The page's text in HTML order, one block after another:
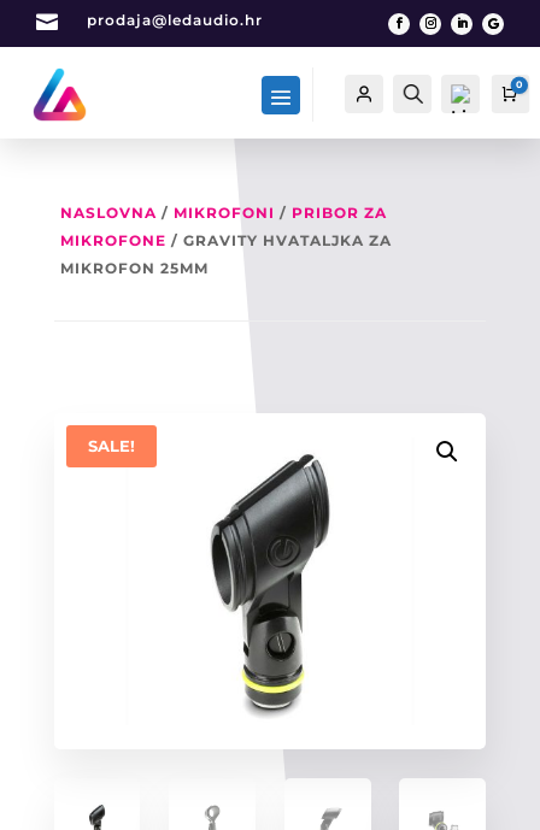
 prodaja@ledaudio.hr
Račun Traži 0
NASLOVNA/ MIKROFONI / PRIBOR ZA
MIKROFONE / GRAVITY HVATALJKA ZA
MIKROFON 25MM
SALE!